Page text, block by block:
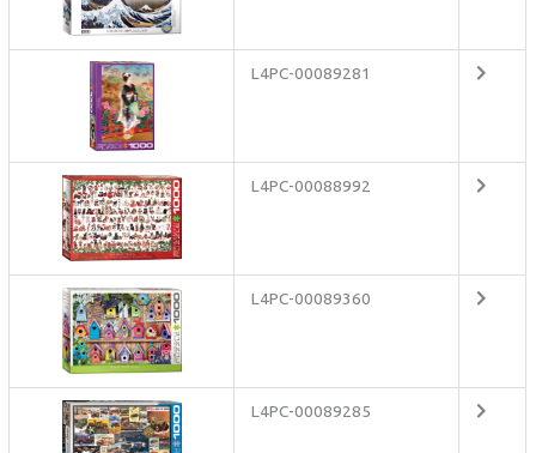
L4PC-00089281
L4PC-00088992
L4PC-00089360
L4PC-00089285